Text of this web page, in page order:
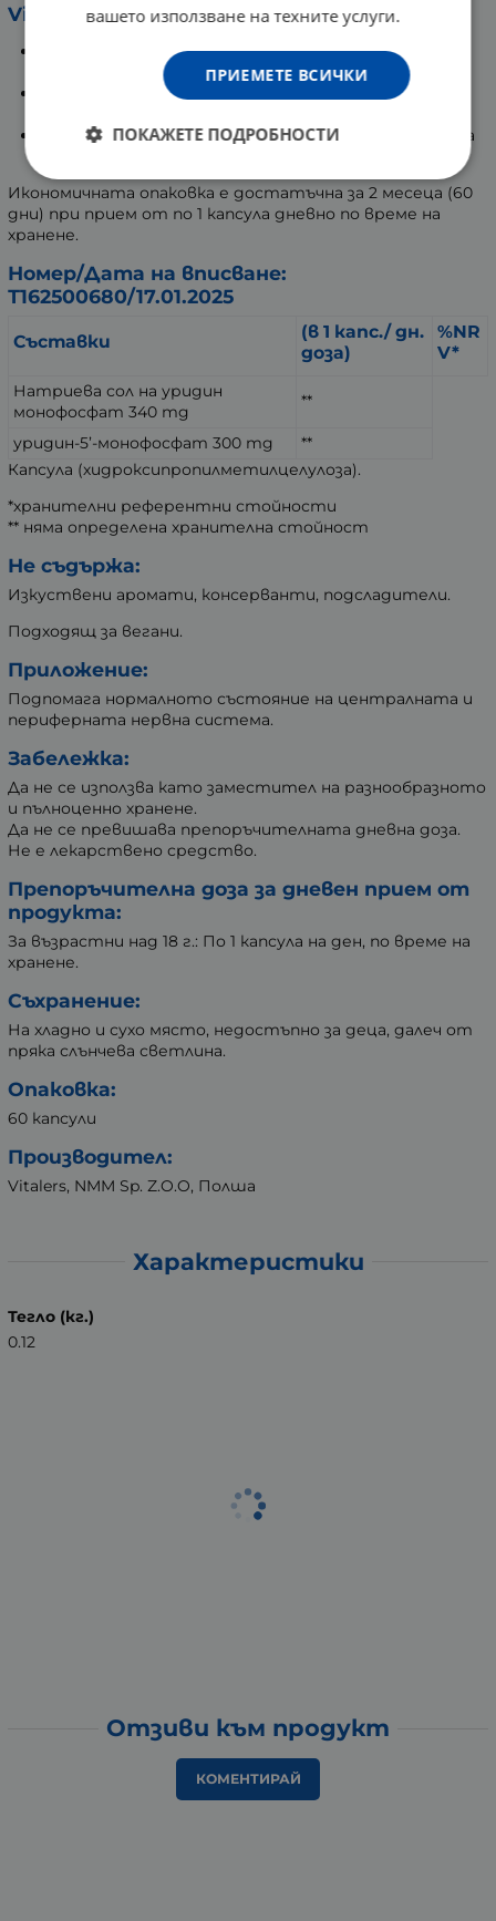
Vitaler’s:
Конкретна доза: 300 mg уридин монофосфат във
Чист и натурален състав: Без консерванти,
Веган формула: Растителни капсули, подходящи за
Икономичната опаковка е достатъчна за 2 месеца (60
дни) при прием от по 1 капсула дневно по време на
хранене.
Номер/Дата на вписване:
Т162500680/17.01.2025
Съставки
(в 1 капс./ дн.
доза)
%NR
V*
Натриева сол на уридин
монофосфат 340 mg
**
уридин-5’-монофосфат 300 mg
**
Капсула (хидроксипропилметилцелулоза).
*хранителни референтни стойности
** няма определена хранителна стойност
Не съдържа:
Изкуствени аромати, консерванти, подсладители.
Подходящ за вегани.
Приложение:
Подпомага нормалното състояние на централната и
периферната нервна система.
Забележка:
Да не се използва като заместител на разнообразното
и пълноценно хранене.
Да не се превишава препоръчителната дневна доза.
Не е лекарствено средство.
Препоръчителна доза за дневен прием от
продукта:
За възрастни над 18 г.: По 1 капсула на ден, по време на
хранене.
Съхранение:
На хладно и сухо място, недостъпно за деца, далеч от
пряка слънчева светлина.
Опаковка:
60 капсули
Производител:
Vitalers, NMM Sp. Z.O.O, Полша
Характеристики
Тегло (кг.)
0.12
Отзиви към продукт
КОМЕНТИРАЙ
вашето използване на техните услуги.
ПРИЕМЕТЕ ВСИЧКИ
ПОКАЖЕТЕ ПОДРОБНОСТИ